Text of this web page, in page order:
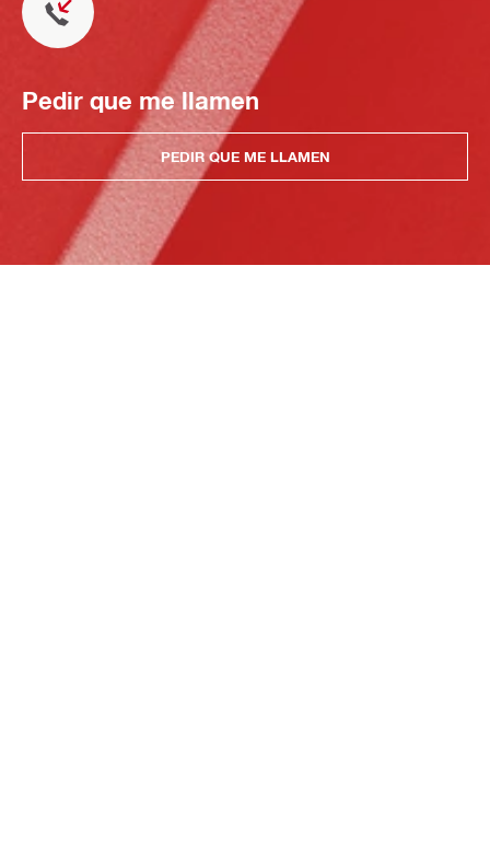
Pedir que me llamen
PEDIR QUE ME LLAMEN